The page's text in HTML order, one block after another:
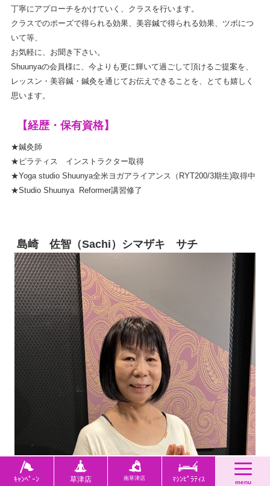
丁寧にアプローチをかけていく、クラスを行います。
クラスでのポーズで得られる効果、美容鍼で得られる効果、ツボにつ
いて等、
お気軽に、お聞き下さい。
Shuunyaの会員様に、今よりも更に輝いて過ごして頂けるご提案を、
レッスン・美容鍼・鍼灸を通じてお伝えできることを、とても嬉しく
思います。
【経歴・保有資格】
★鍼灸師
★ピラティス インストラクター取得
★Yoga studio Shuunya全米ヨガアライアンス（RYT200/3期生)取得中
★Studio Shuunya Reformer講習修了
島崎 佐智（Sachi）シマザキ サチ
ｷｬﾝﾍﾟｰﾝ 草津店 南草津店 ﾏｼﾝﾋﾟﾗﾃｨｽ menu